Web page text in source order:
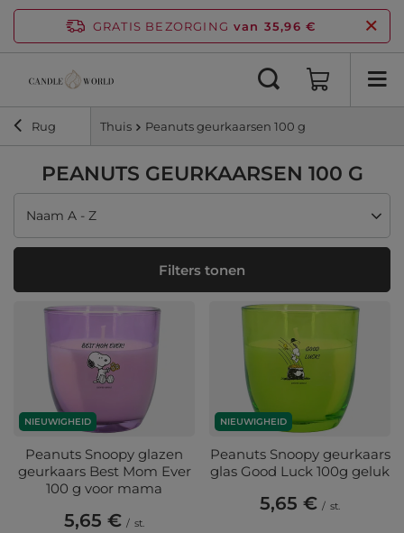
GRATIS BEZORGING van 35,96 €
Rug Thuis Peanuts geurkaarsen 100 g
PEANUTS GEURKAARSEN 100 G
Sortering wijzigen
Naam A - Z
Filters tonen
NIEUWIGHEID
Peanuts Snoopy glazen
geurkaars Best Mom Ever
100 g voor mama
5,65 € / st.
NIEUWIGHEID
Peanuts Snoopy geurkaars
glas Good Luck 100g geluk
5,65 € / st.